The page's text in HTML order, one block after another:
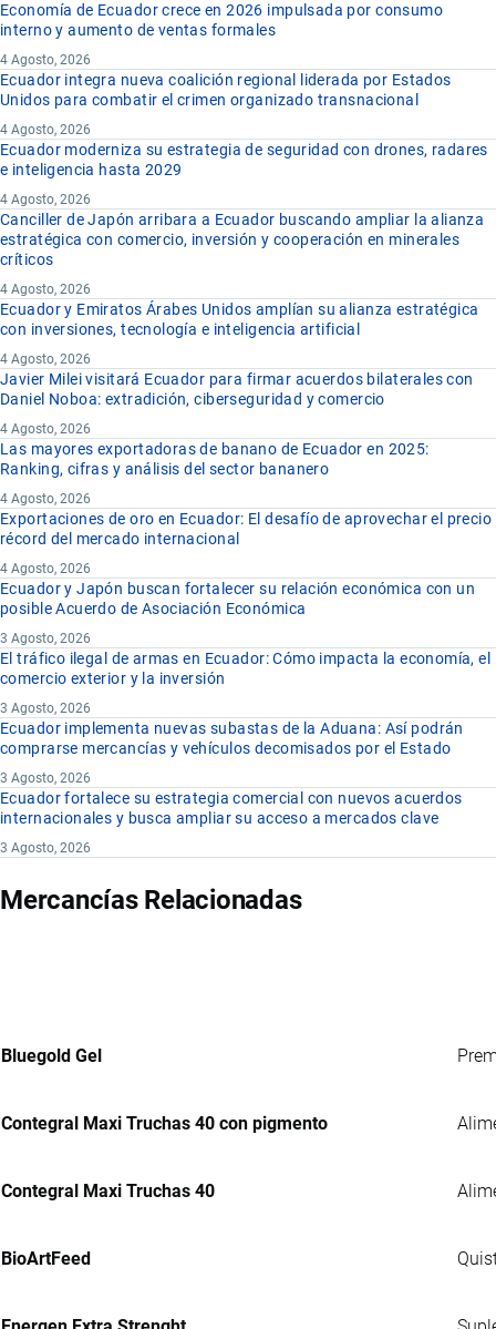
Economía de Ecuador crece en 2026 impulsada por consumo
interno y aumento de ventas formales
4 Agosto, 2026
Ecuador integra nueva coalición regional liderada por Estados
Unidos para combatir el crimen organizado transnacional
4 Agosto, 2026
Ecuador moderniza su estrategia de seguridad con drones, radares
e inteligencia hasta 2029
4 Agosto, 2026
Canciller de Japón arribara a Ecuador buscando ampliar la alianza
estratégica con comercio, inversión y cooperación en minerales
críticos
4 Agosto, 2026
Ecuador y Emiratos Árabes Unidos amplían su alianza estratégica
con inversiones, tecnología e inteligencia artificial
4 Agosto, 2026
Javier Milei visitará Ecuador para firmar acuerdos bilaterales con
Daniel Noboa: extradición, ciberseguridad y comercio
4 Agosto, 2026
Las mayores exportadoras de banano de Ecuador en 2025:
Ranking, cifras y análisis del sector bananero
4 Agosto, 2026
Exportaciones de oro en Ecuador: El desafío de aprovechar el precio
récord del mercado internacional
4 Agosto, 2026
Ecuador y Japón buscan fortalecer su relación económica con un
posible Acuerdo de Asociación Económica
3 Agosto, 2026
El tráfico ilegal de armas en Ecuador: Cómo impacta la economía, el
comercio exterior y la inversión
3 Agosto, 2026
Ecuador implementa nuevas subastas de la Aduana: Así podrán
comprarse mercancías y vehículos decomisados por el Estado
3 Agosto, 2026
Ecuador fortalece su estrategia comercial con nuevos acuerdos
internacionales y busca ampliar su acceso a mercados clave
3 Agosto, 2026
Mercancías Relacionadas
Bluegold Gel
Contegral Maxi Truchas 40 con pigmento
Contegral Maxi Truchas 40
BioArtFeed